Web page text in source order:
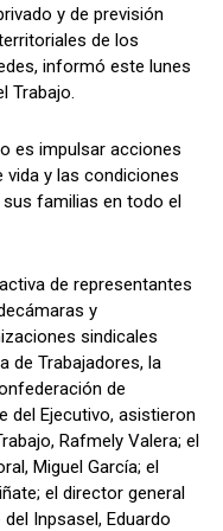
y de previsión
de los
informó este lunes
Trabajo.
es impulsar acciones
vida y las condiciones
familias en todo el
de representantes
y
sindicales
de Trabajadores, la
de
del Ejecutivo, asistieron
Rafmely Valera; el
Miguel García; el
el director general
Inpsasel, Eduardo